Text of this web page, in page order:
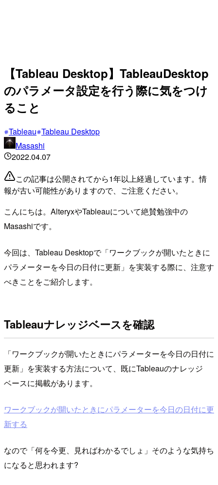
【Tableau Desktop】TableauDesktop
のパラメータ設定を行う際に気をつけ
ること
Tableau Tableau Desktop
Masashi
2022.04.07
この記事は公開されてから1年以上経過しています。情
報が古い可能性がありますので、ご注意ください。
こんにちは。AlteryxやTableauについて絶賛勉強中の
Masashiです。
今回は、Tableau Desktopで「ワークブックが開いたときに
パラメーターを今日の日付に更新」を実装する際に、注意す
べきことをご紹介します。
Tableauナレッジベースを確認
「ワークブックが開いたときにパラメーターを今日の日付に
更新」を実装する方法について、既にTableauのナレッジ
ベースに掲載があります。
ワークブックが開いたときにパラメーターを今日の日付に更
新する
なので「何を今更、見ればわかるでしょ」そのような気持ち
になると思われます?